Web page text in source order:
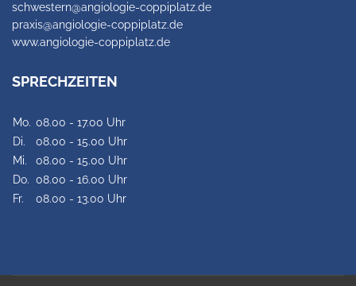
schwestern@angiologie-coppiplatz.de
praxis@angiologie-coppiplatz.de
www.angiologie-coppiplatz.de
SPRECHZEITEN
Mo. 08.00 - 17.00 Uhr
Di.
08.00 - 15.00 Uhr
Mi.
08.00 - 15.00 Uhr
Do. 08.00 - 16.00 Uhr
Fr.
08.00 - 13.00 Uhr